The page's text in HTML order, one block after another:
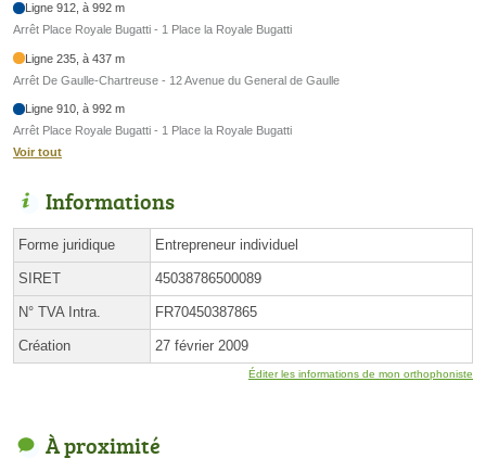
Ligne 912, à 992 m
Arrêt Place Royale Bugatti - 1 Place la Royale Bugatti
Ligne 235, à 437 m
Arrêt De Gaulle-Chartreuse - 12 Avenue du General de Gaulle
Ligne 910, à 992 m
Arrêt Place Royale Bugatti - 1 Place la Royale Bugatti
Voir tout
Informations
Forme juridique Entrepreneur individuel
SIRET 45038786500089
N° TVA Intra. FR70450387865
Création 27 février 2009
Éditer les informations de mon orthophoniste
À proximité